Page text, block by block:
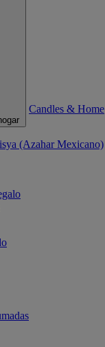
Candles & Home
(Azahar Mexicano)